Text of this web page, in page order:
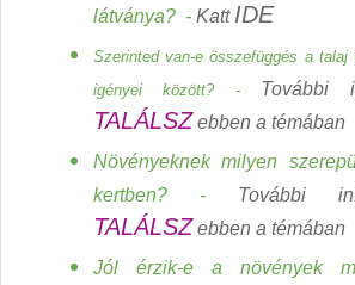
látványa? - Katt IDE
Szerinted van-e összefüggés a talaj
igényei között? - További
TALÁLSZebben a témában
Növényeknek milyen
kertben? - További
TALÁLSZebben a témában
Jól érzik-e a növények